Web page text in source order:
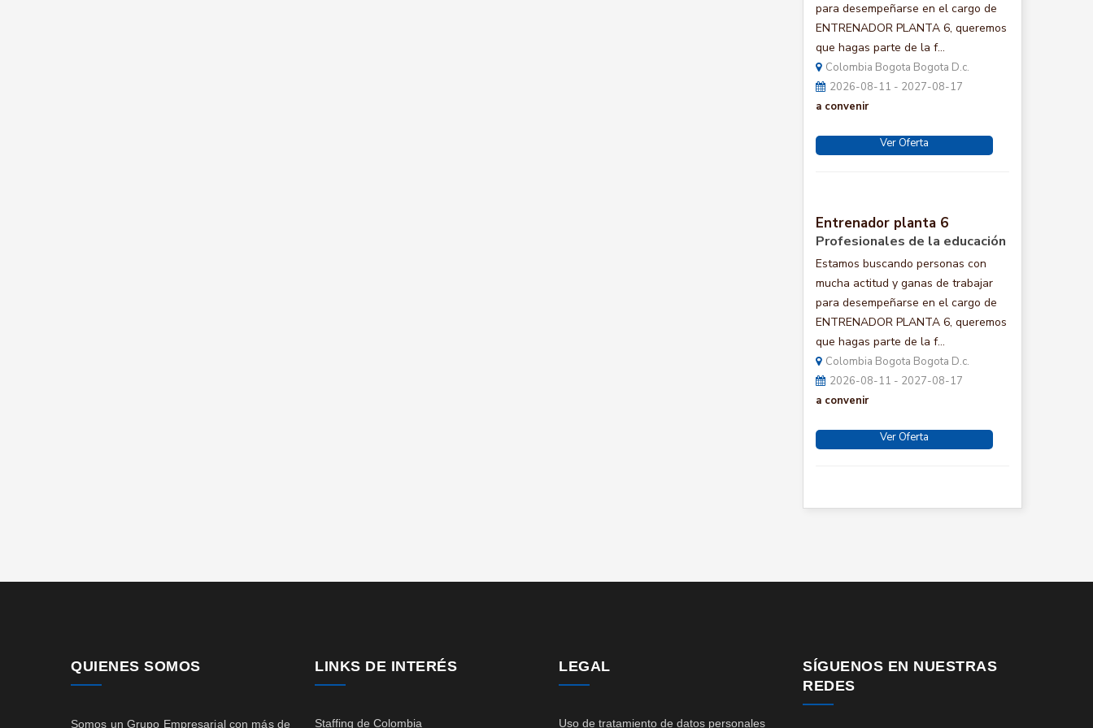
para desempeñarse en el cargo de
ENTRENADOR PLANTA 6, queremos
que hagas parte de la f...
Colombia Bogota Bogota D.c.
2026-08-11 - 2027-08-17
a convenir
Ver Oferta
Entrenador planta 6
Profesionales de la educación
Estamos buscando personas con
mucha actitud y ganas de trabajar
para desempeñarse en el cargo de
ENTRENADOR PLANTA 6, queremos
que hagas parte de la f...
Colombia Bogota Bogota D.c.
2026-08-11 - 2027-08-17
a convenir
Ver Oferta
QUIENES SOMOS
Somos un Grupo Empresarial con más de
LINKS DE INTERÉS
Staffing de Colombia
LEGAL
Uso de tratamiento de datos personales
SÍGUENOS EN NUESTRAS
REDES